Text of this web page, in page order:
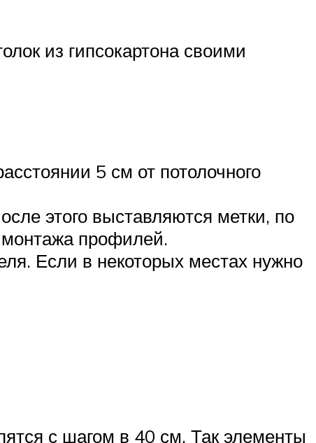
из гипсокартона своими
5 см от потолочного
этого выставляются метки, по
монтажа профилей.
Если в некоторых местах нужно
с шагом в 40 см. Так элементы